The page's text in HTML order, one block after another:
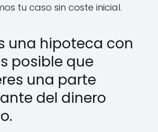
tu caso sin coste inicial.
una hipoteca con
posible que
una parte
del dinero